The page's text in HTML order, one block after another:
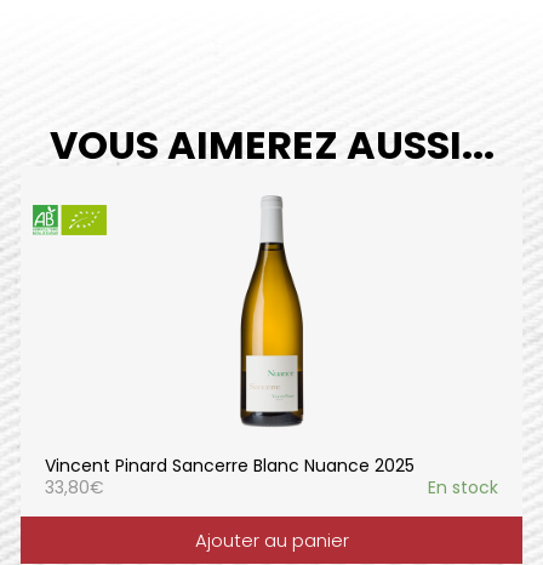
VOUS AIMEREZ AUSSI...
Vincent Pinard Sancerre Blanc Nuance 2025
33,80€ En stock
Ajouter au panier